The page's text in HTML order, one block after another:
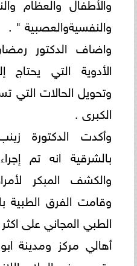
والنفسيةوالعصبية " .
واضاف الدكتور
الأدوية التي يحتاج
وتحويل الحالات
الكبرى .
وأكدت الدكتورة
بالشرقية انه تم
والكشف المبكر
وقامت الفرق الطبية
أهالي مركز ومدينة